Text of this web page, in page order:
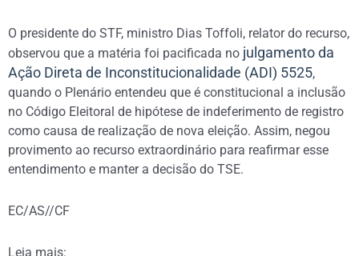
O presidente do STF, ministro Dias Toffoli, relator do recurso,
observou que a matéria foi pacificada no julgamento da
Ação Direta de Inconstitucionalidade (ADI) 5525,
quando o Plenário entendeu que é constitucional a inclusão
no Código Eleitoral de hipótese de indeferimento de registro
como causa de realização de nova eleição. Assim, negou
provimento ao recurso extraordinário para reafirmar esse
entendimento e manter a decisão do TSE.
EC/AS//CF
Leia mais: